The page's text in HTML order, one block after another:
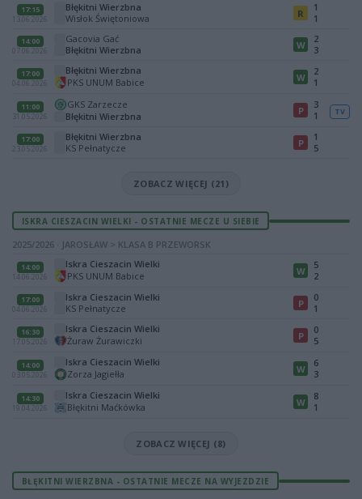
17:15
13.06.2026
Błękitni Wierzbna
Wisłok Świętoniowa
R
1
1
14:00
07.06.2026
Gacovia Gać
Błękitni Wierzbna
W
2
3
17:00
04.06.2026
Błękitni Wierzbna
PKS UNUM Babice
W
2
1
11:00
31.05.2026
GKS Zarzecze
Błękitni Wierzbna
P
3
1
TV
17:00
23.05.2026
Błękitni Wierzbna
KS Pełnatycze
P
1
5
ZOBACZ WIĘCEJ (21)
ISKRA CIESZACIN WIELKI - OSTATNIE MECZE U SIEBIE
2025/2026 · JAROSŁAW > KLASA B PRZEWORSK
14:00
14.06.2026
Iskra Cieszacin Wielki
PKS UNUM Babice
W
5
2
17:00
04.06.2026
Iskra Cieszacin Wielki
KS Pełnatycze
P
0
1
16:30
17.05.2026
Iskra Cieszacin Wielki
Żuraw Żurawiczki
P
0
5
14:00
03.05.2026
Iskra Cieszacin Wielki
Zorza Jagiełła
W
6
3
14:30
19.04.2026
Iskra Cieszacin Wielki
Błękitni Maćkówka
W
8
1
ZOBACZ WIĘCEJ (8)
BŁĘKITNI WIERZBNA - OSTATNIE MECZE NA WYJEZDZIE